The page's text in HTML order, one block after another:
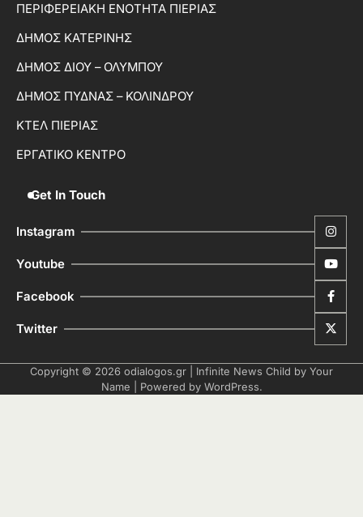
ΠΕΡΙΦΕΡΕΙΑΚΗ ΕΝΟΤΗΤΑ ΠΙΕΡΙΑΣ
ΔΗΜΟΣ ΚΑΤΕΡΙΝΗΣ
ΔΗΜΟΣ ΔΙΟΥ – ΟΛΥΜΠΟΥ
ΔΗΜΟΣ ΠΥΔΝΑΣ – ΚΟΛΙΝΔΡΟΥ
ΚΤΕΛ ΠΙΕΡΙΑΣ
ΕΡΓΑΤΙΚΟ ΚΕΝΤΡΟ
Get In Touch
Instagram
Youtube
Facebook
Twitter
Copyright © 2026 odialogos.gr | Infinite News Child by Your
Name | Powered by WordPress.